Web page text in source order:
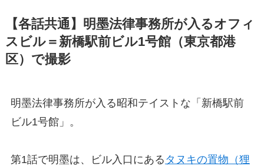
【各話共通】明墨法律事務所が入るオフィ
スビル＝新橋駅前ビル1号館（東京都港
区）で撮影
明墨法律事務所が入る昭和テイストな「新橋駅前
ビル1号館」。
第1話で明墨は、ビル入口にある タヌキの置物（狸